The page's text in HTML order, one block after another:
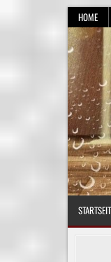
HOME